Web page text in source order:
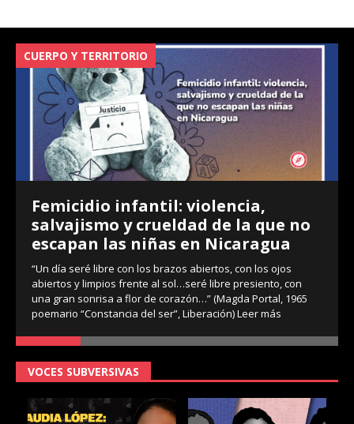
CUERPO Y TERRITORIO
Femicidio infantil: violencia,
salvajismo y crueldad de la que no
escapan las niñas en Nicaragua
“Un día seré libre con los brazos abiertos, con los ojos
abiertos y limpios frente al sol…seré libre presiento, con
una gran sonrisa a flor de corazón…” (Magda Portal, 1965
poemario “Constancia del ser”, Liberación)Leer más
VOCES SUBVERSIVAS